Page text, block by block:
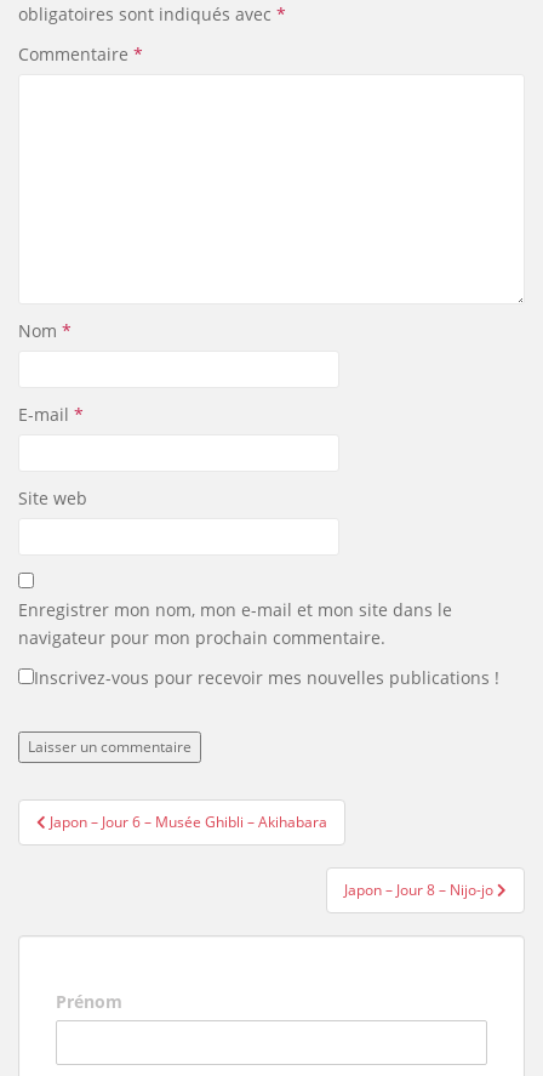
obligatoires sont indiqués avec *
Commentaire *
Nom *
E-mail *
Site web
Enregistrer mon nom, mon e-mail et mon site dans le
navigateur pour mon prochain commentaire.
Inscrivez-vous pour recevoir mes nouvelles publications !
Navigation
de
Japon – Jour 6 – Musée Ghibli – Akihabara
Japon – Jour 8 – Nijo-jo
Prénom